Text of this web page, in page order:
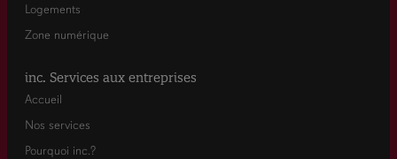
Logements
Zone numérique
inc. Services aux entreprises
Accueil
Nos services
Pourquoi inc.?